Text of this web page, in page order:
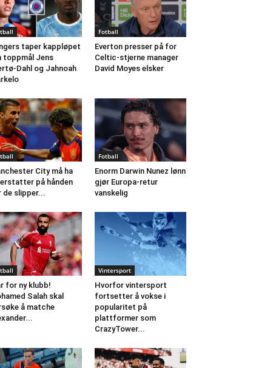
taper kappløpet
toppmål Jens
Dahl og Jahnoah
Fotball
Everton presser på for
Celtic-stjerne manager
David Moyes elsker
City må ha
på hånden
de slipper...
Fotball
Enorm Darwin Nunez lønn
gjør Europa-retur
vanskelig
for ny klubb!
Salah skal
å matche
Vintersport
Hvorfor vintersport
fortsetter å vokse i
popularitet på
plattformer som
CrazyTower...